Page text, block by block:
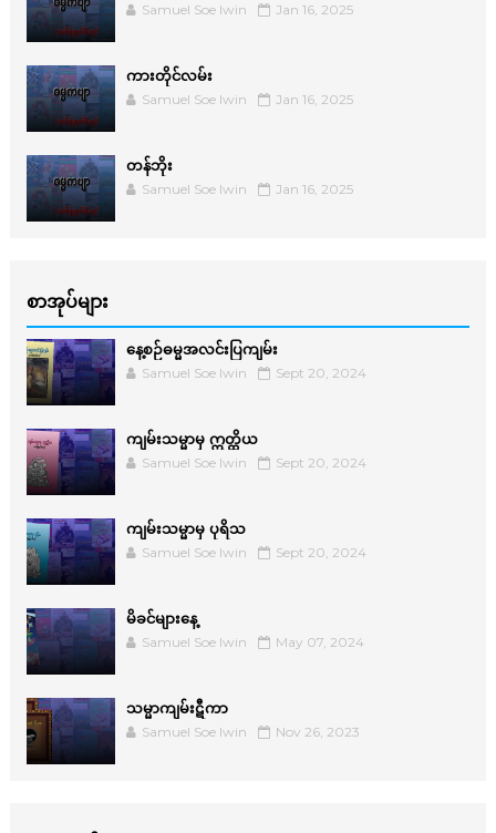
Samuel Soe lwin Jan 16, 2025
ကားတိုင်လမ်း
Samuel Soe lwin Jan 16, 2025
တန်ဘိုး
Samuel Soe lwin Jan 16, 2025
စာအုပ်များ
နေ့စဉ်ဓမ္မအလင်းပြကျမ်း
Samuel Soe lwin Sept 20, 2024
ကျမ်းသမ္မာမှ ဣတ္ထိယ
Samuel Soe lwin Sept 20, 2024
ကျမ်းသမ္မာမှ ပုရိသ
Samuel Soe lwin Sept 20, 2024
မိခင်များနေ့
Samuel Soe lwin May 07, 2024
သမ္မာကျမ်းဋီကာ
Samuel Soe lwin Nov 26, 2023